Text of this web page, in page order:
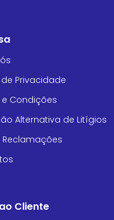
Privacidade
Condições
Alternativa de Litígios
Reclamações
Cliente